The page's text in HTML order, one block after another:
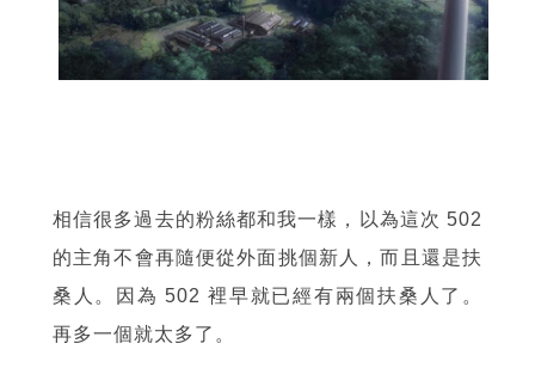
相信很多過去的粉絲都和我一樣，以為這次 502
的主角不會再隨便從外面挑個新人，而且還是扶
桑人。因為 502 裡早就已經有兩個扶桑人了。
再多一個就太多了。